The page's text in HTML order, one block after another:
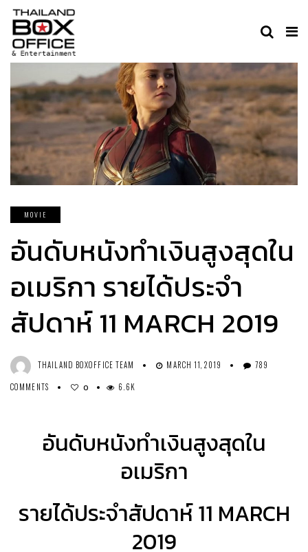
MOVIE
อันดับหนังทำเงินสูงสุดใน
อเมริกา รายได้ประจำ
สัปดาห์ 11 MARCH 2019
THAILAND BOXOFFICE TEAM MARCH 11, 2019
789
COMMENTS
0 6.6K
อันดับหนังทำเงินสูงสุดใน
อเมริกา
รายได้ประจำสัปดาห์ 11 MARCH
2019